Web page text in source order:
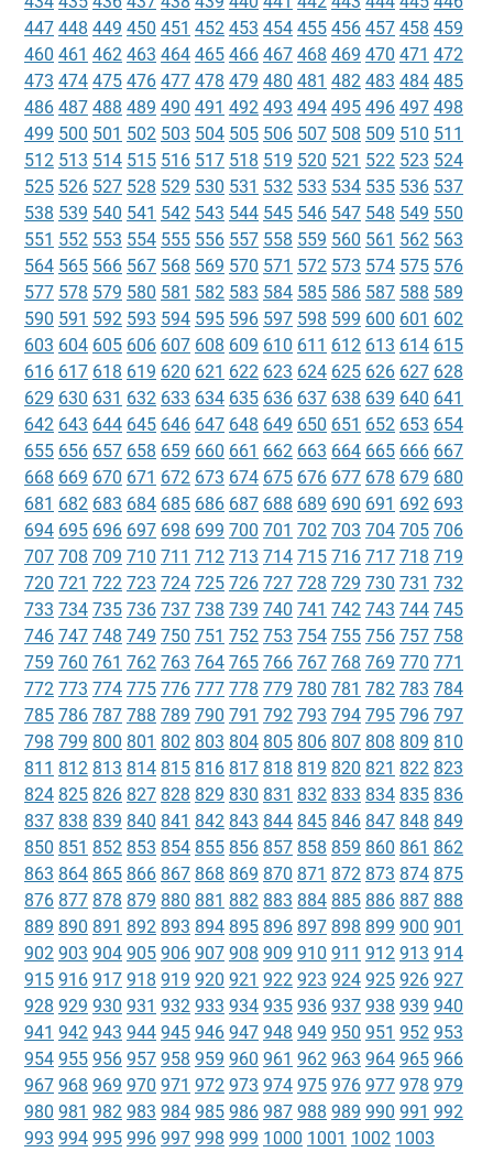
447 448 449 450 451 452 453 454 455 456 457 458 459
460 461 462 463 464 465 466 467 468 469 470 471 472
473 474 475 476 477 478 479 480 481 482 483 484 485
486 487 488 489 490 491 492 493 494 495 496 497 498
499 500 501 502 503 504 505 506 507 508 509 510 511
512 513 514 515 516 517 518 519 520 521 522 523 524
525 526 527 528 529 530 531 532 533 534 535 536 537
538 539 540 541 542 543 544 545 546 547 548 549 550
551 552 553 554 555 556 557 558 559 560 561 562 563
564 565 566 567 568 569 570 571 572 573 574 575 576
577 578 579 580 581 582 583 584 585 586 587 588 589
590 591 592 593 594 595 596 597 598 599 600 601 602
603 604 605 606 607 608 609 610 611 612 613 614 615
616 617 618 619 620 621 622 623 624 625 626 627 628
629 630 631 632 633 634 635 636 637 638 639 640 641
642 643 644 645 646 647 648 649 650 651 652 653 654
655 656 657 658 659 660 661 662 663 664 665 666 667
668 669 670 671 672 673 674 675 676 677 678 679 680
681 682 683 684 685 686 687 688 689 690 691 692 693
694 695 696 697 698 699 700 701 702 703 704 705 706
707 708 709 710 711 712 713 714 715 716 717 718 719
720 721 722 723 724 725 726 727 728 729 730 731 732
733 734 735 736 737 738 739 740 741 742 743 744 745
746 747 748 749 750 751 752 753 754 755 756 757 758
759 760 761 762 763 764 765 766 767 768 769 770 771
772 773 774 775 776 777 778 779 780 781 782 783 784
785 786 787 788 789 790 791 792 793 794 795 796 797
798 799 800 801 802 803 804 805 806 807 808 809 810
811 812 813 814 815 816 817 818 819 820 821 822 823
824 825 826 827 828 829 830 831 832 833 834 835 836
837 838 839 840 841 842 843 844 845 846 847 848 849
850 851 852 853 854 855 856 857 858 859 860 861 862
863 864 865 866 867 868 869 870 871 872 873 874 875
876 877 878 879 880 881 882 883 884 885 886 887 888
889 890 891 892 893 894 895 896 897 898 899 900 901
902 903 904 905 906 907 908 909 910 911 912 913 914
915 916 917 918 919 920 921 922 923 924 925 926 927
928 929 930 931 932 933 934 935 936 937 938 939 940
941 942 943 944 945 946 947 948 949 950 951 952 953
954 955 956 957 958 959 960 961 962 963 964 965 966
967 968 969 970 971 972 973 974 975 976 977 978 979
980 981 982 983 984 985 986 987 988 989 990 991 992
993 994 995 996 997 998 999 1000 1001 1002 1003